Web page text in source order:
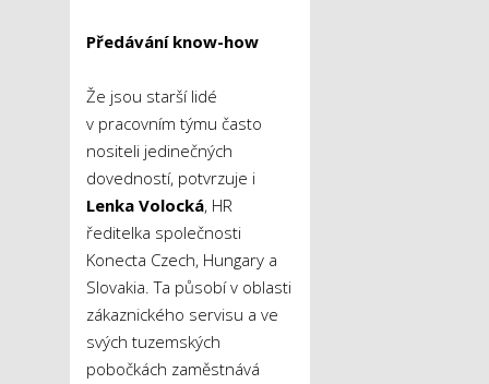
Předávání know-how
Že jsou starší lidé
v pracovním týmu často
nositeli jedinečných
dovedností, potvrzuje i
Lenka Volocká, HR
ředitelka společnosti
Konecta Czech, Hungary a
Slovakia. Ta působí v oblasti
zákaznického servisu a ve
svých tuzemských
pobočkách zaměstnává